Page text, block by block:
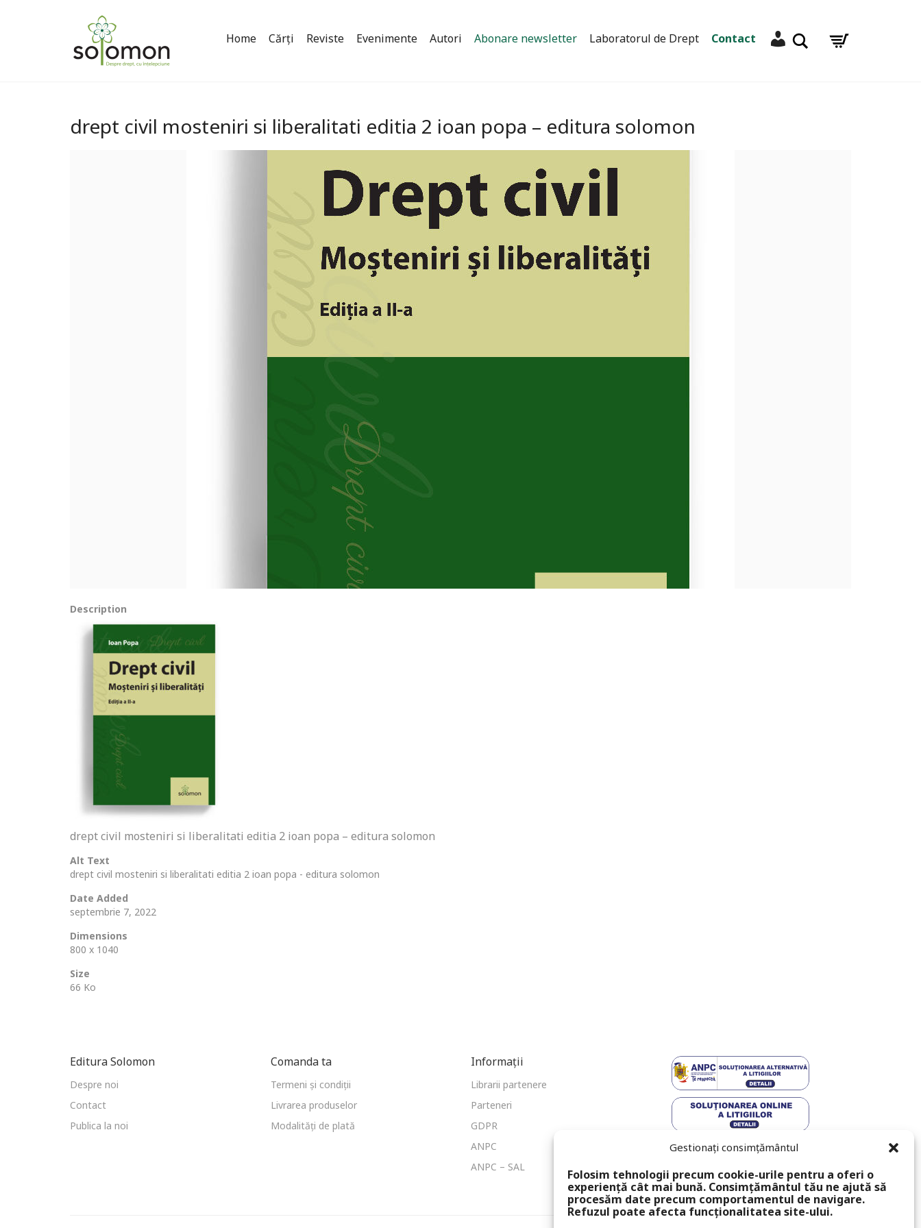
Gestionați consimțământul
Folosim tehnologii precum cookie-urile pentru a oferi o
experiență cât mai bună. Consimțământul tău ne ajută să
procesăm date precum comportamentul de navigare.
Refuzul poate afecta funcționalitatea site-ului.
Home Cărți Reviste Evenimente Autori Abonare newsletter Laboratorul de Drept Contact Contul meuCaută
drept civil mosteniri si liberalitati editia 2 ioan popa – editura solomon
Description
drept civil mosteniri si liberalitati editia 2 ioan popa – editura solomon
Alt Text
drept civil mosteniri si liberalitati editia 2 ioan popa - editura solomon
Date Added
septembrie 7, 2022
Dimensions
800 x 1040
Size
66 Ko
Editura Solomon
Despre noi
Contact
Publica la noi
Comanda ta
Termeni și condiții
Livrarea produselor
Modalități de plată
Informații
Librarii partenere
Parteneri
GDPR
ANPC
ANPC – SAL